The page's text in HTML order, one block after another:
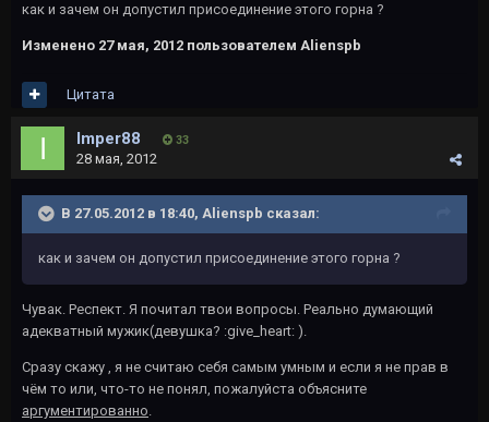
как и зачем он допустил присоединение этого горна ?
Изменено 27 мая, 2012 пользователем Alienspb
Цитата
Imper88 33
28 мая, 2012
В 27.05.2012 в 18:40, Alienspb сказал:
как и зачем он допустил присоединение этого горна ?
Чувак. Респект. Я почитал твои вопросы. Реально думающий
адекватный мужик(девушка? :give_heart: ).
Сразу скажу , я не считаю себя самым умным и если я не прав в
чём то или, что-то не понял, пожалуйста объясните
аргументированно.